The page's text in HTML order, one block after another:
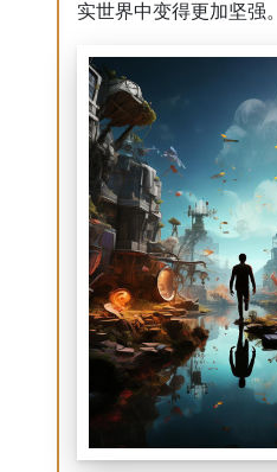
实世界中变得更加坚强。